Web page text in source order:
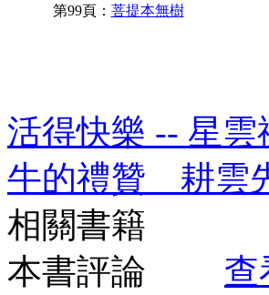
第99頁： 菩提本無樹
活得快樂 -- 星
牛的禮贊 耕雲
相關書籍
本書評論
查